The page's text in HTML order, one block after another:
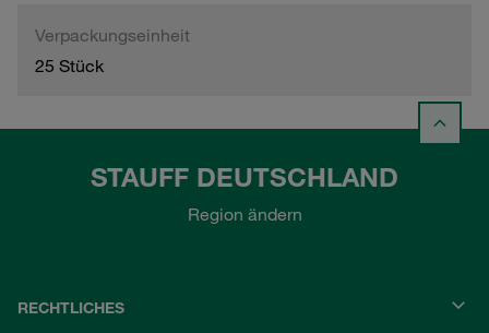
Verpackungseinheit
25 Stück
STAUFF DEUTSCHLAND
Region ändern
RECHTLICHES